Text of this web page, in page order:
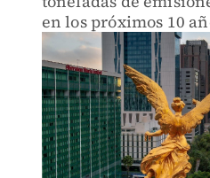
en los próximos 10